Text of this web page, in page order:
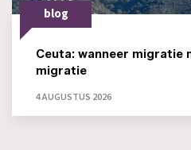
blog
Ceuta: wanneer migratie
migratie
4 AUGUSTUS 2026